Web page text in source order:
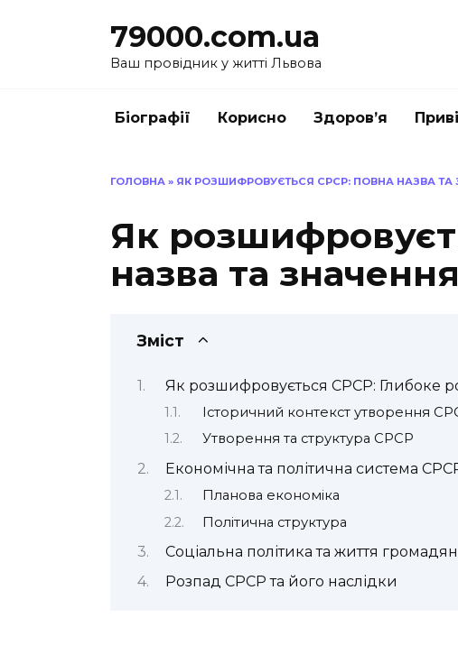
79000.com.ua
Ваш провідник у житті Львова
Біографії Корисно Здоров’я
ГОЛОВНА » ЯК РОЗШИФРОВУЄТЬСЯ СРСР: ПОВНА НАЗВА ТА
Як
назва та
Зміст
Як розшифровується СРСР: Глибоке
Історичний контекст утворення
Утворення та структура СРСР
Економічна та політична система
Планова економіка
Політична структура
Соціальна політика та життя громадян
Розпад СРСР та його наслідки